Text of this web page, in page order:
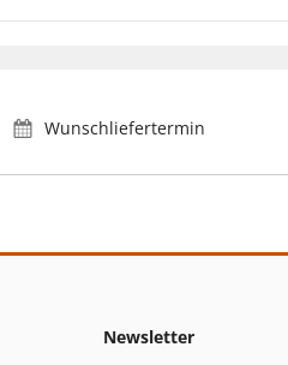
Wunschliefertermin
Newsletter